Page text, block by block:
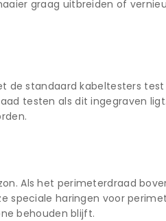
graag uitbreiden of
de standaard kabeltesters
testen als dit ingegraven
Als het perimeterdraad
speciale haringen voor
behouden blijft.